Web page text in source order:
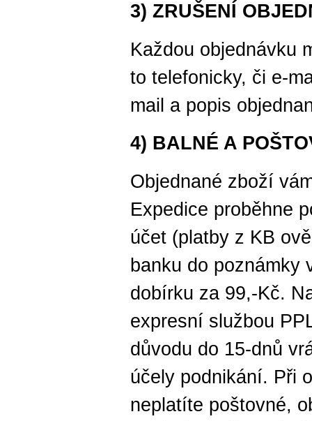
3) ZRUŠENÍ
Každou objednávku
to telefonicky, či e-
mail a popis
4) BALNÉ A
Objednané zboží
Expedice proběhne
účet (platby z KB
banku do poznámky
dobírku za 99,-Kč.
expresní službou
důvodu do 15-dnů
účely podnikání. Při
neplatíte poštovné,